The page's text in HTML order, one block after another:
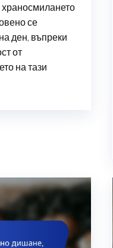
храносмилането
се
ден, въпреки
от
на тази